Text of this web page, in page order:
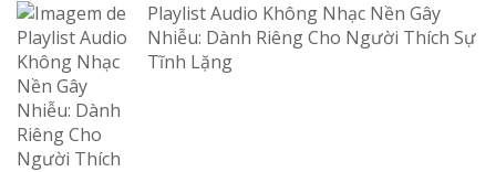
Playlist Audio Không Nhạc Nền Gây
Nhiễu: Dành Riêng Cho Người Thích Sự
Tĩnh Lặng